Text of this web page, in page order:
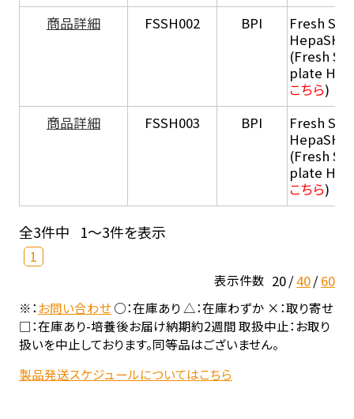
商品詳細
FSSH002 BPI
Fresh
HepaSH®
(Fresh
plate
こちら)
商品詳細
FSSH003 BPI
Fresh
HepaSH®
(Fresh
plate
こちら)
全3件中 1～3件を表示
1
表示件数 20 40 60
※：お問い合わせ○：在庫あり △：在庫わずか ×：取り寄せ
□：在庫あり-培養後お届け納期約2週間 取扱中止：お取り
扱いを中止しております。同等品はございません。
製品発送スケジュールについてはこちら